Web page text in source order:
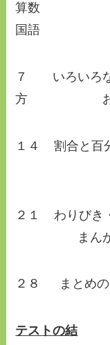
国語
７ いろいろな
方 お年
１４ 割合
漢字
２１ わりび
まんが
２８ まとめの
テストの結